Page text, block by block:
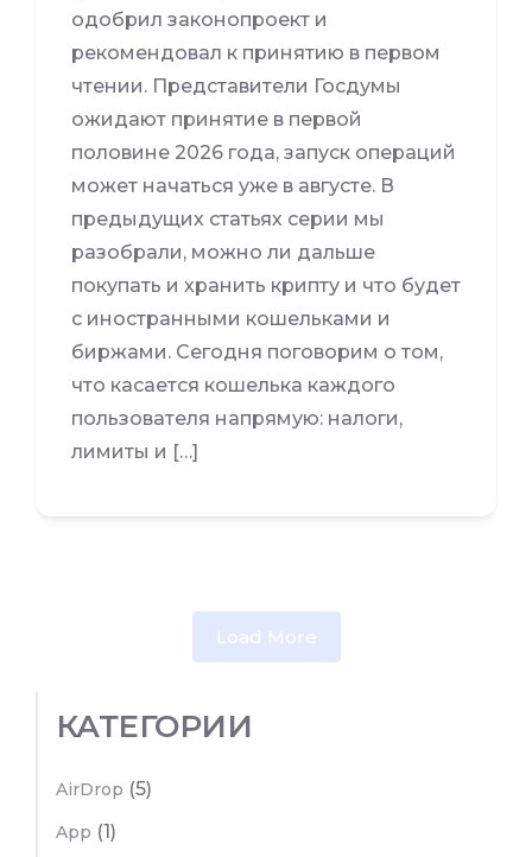
одобрил законопроект и
рекомендовал к принятию в первом
чтении. Представители Госдумы
ожидают принятие в первой
половине 2026 года, запуск операций
может начаться уже в августе. В
предыдущих статьях серии мы
разобрали, можно ли дальше
покупать и хранить крипту и что будет
с иностранными кошельками и
биржами. Сегодня поговорим о том,
что касается кошелька каждого
пользователя напрямую: налоги,
лимиты и […]
Load More
КАТЕГОРИИ
AirDrop (5)
App (1)